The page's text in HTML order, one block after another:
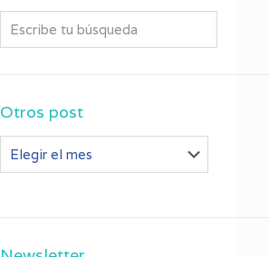
Otros post
Otros